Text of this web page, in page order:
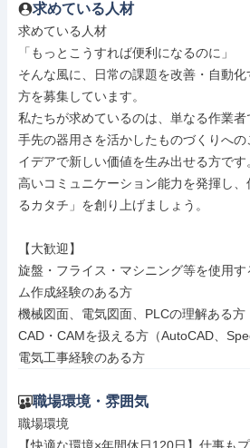
求めている人材
求めている人材
「もっとこうすれば便利になるのに」
そんな風に、日常の課題を改善・自動
方を募集しています。
私たちが求めているのは、単なる作業者
手先の器用さを活かしたものづくりへ
イデアで新しい価値を生み出せる方です
高いコミュニケーション能力を発揮し、
るカタチ」を創り上げましょう。
【大歓迎】
旋盤・フライス・マシニング等を使用
ム作成経験のある方
機械図面、電気図面、PLCの理解ある方
CAD・CAMを扱える方（AutoCAD、
電気工事経験のある方
職場環境・雰囲気
職場環境